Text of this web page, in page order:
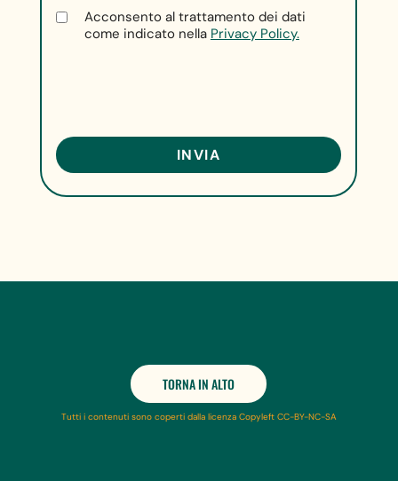
Acconsento al trattamento dei dati
come indicato nella Privacy Policy.
TORNA IN ALTO
Tutti i contenuti sono coperti dalla licenza Copyleft CC-BY-NC-SA